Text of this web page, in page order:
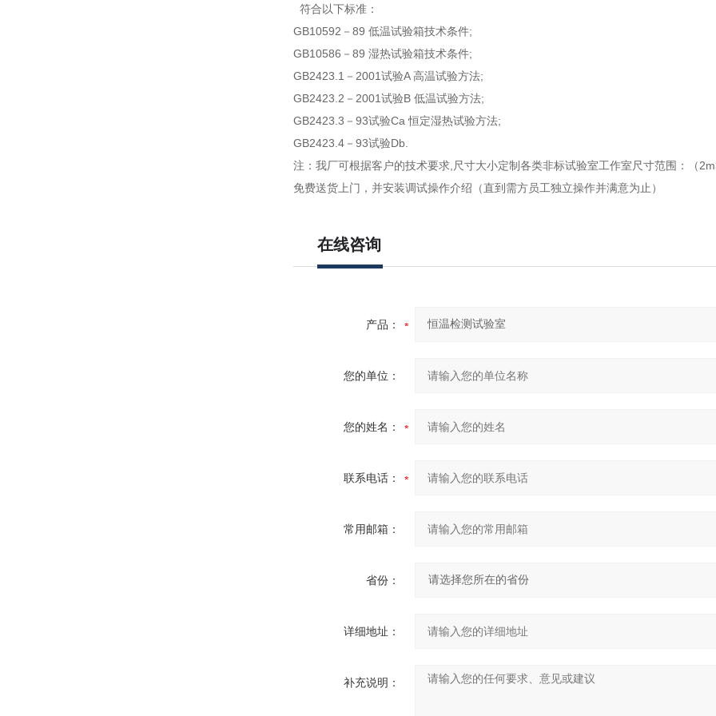
符合以下标准：
GB10592－89 低温试验箱技术条件;
GB10586－89 湿热试验箱技术条件;
GB2423.1－2001试验A 高温试验方法;
GB2423.2－2001试验B 低温试验方法;
GB2423.3－93试验Ca 恒定湿热试验方法;
GB2423.4－93试验Db.
注：我厂可根据客户的技术要求,尺寸大小定制各类非标试验室工作室尺寸范围：（
免费送货上门，并安装调试操作介绍（直到需方员工独立操作并满意为止）
在线咨询
产品：
您的单位：
您的姓名：
联系电话：
常用邮箱：
省份：
详细地址：
补充说明：